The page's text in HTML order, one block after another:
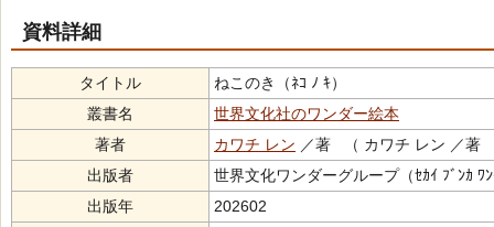
資料詳細
タイトル
ねこのき（ﾈｺ ﾉ ｷ）
叢書名
世界文化社のワンダー絵本
著者
カワチ レン ／著 （ カワチ レン ／著
出版者
世界文化ワンダーグループ（ｾｶｲ ﾌﾞﾝｶ ﾜﾝ
出版年
202602